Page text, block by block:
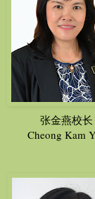
张金燕校长
Cheong Kam